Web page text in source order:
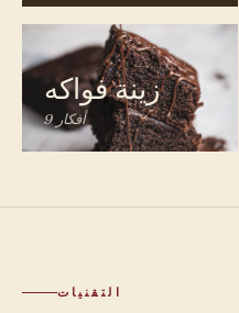
زينة فواكه
9 أفكار
التقنيات